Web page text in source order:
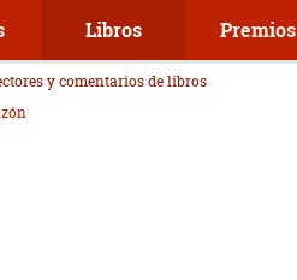
Libros Premios
y comentarios de libros